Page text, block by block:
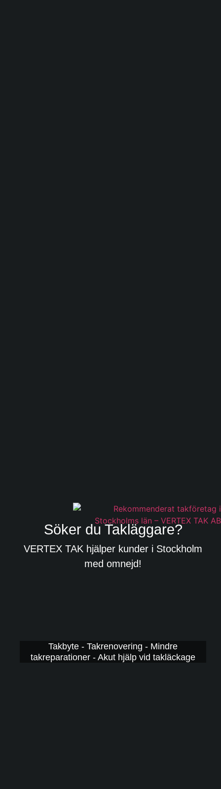
Söker du Takläggare?
VERTEX TAK hjälper kunder i Stockholm
med omnejd!
Takbyte - Takrenovering - Mindre
takreparationer - Akut hjälp vid takläckage